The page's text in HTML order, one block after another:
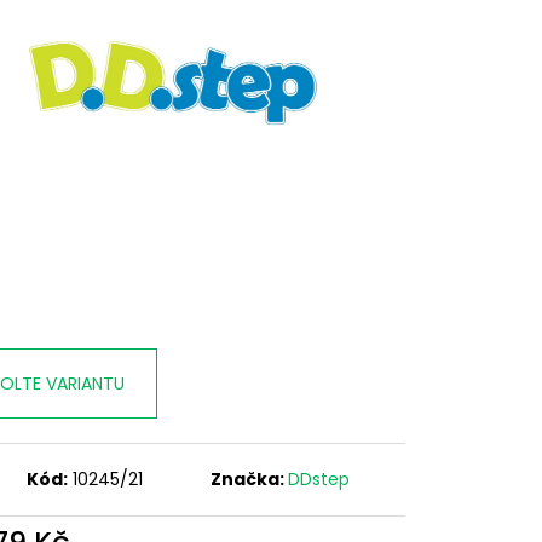
VARIANTU
Kód: 10245/21 Značka:DDstep